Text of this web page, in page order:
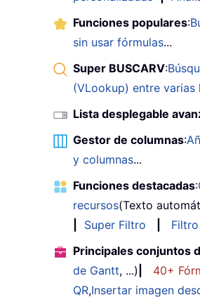
Funciones populares:
sin usar fórmulas...
Super BUSCARV:
(VLookup) entre varias
Lista desplegable
Gestor de columnas:
y columnas...
Funciones destacadas:
recursos(Texto
Super Filtro
Principales conjuntos
de Gantt, ...) 40+
QR,Insertar imagen